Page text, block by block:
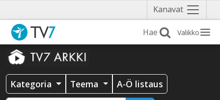
Kanavat Näytä
valikko
Valikko
Kategoria Teema A-Ö listaus